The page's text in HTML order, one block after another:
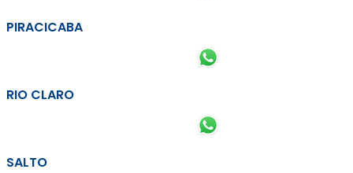
PIRACICABA
RIO CLARO
SALTO